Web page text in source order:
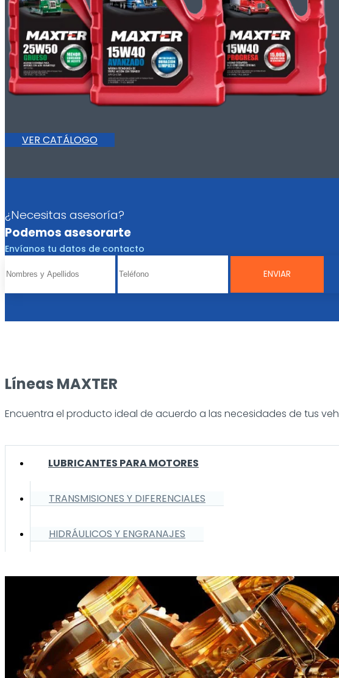
VER CATÁLOGO
¿Necesitas asesoría?
Podemos asesorarte
Envíanos tu datos de contacto
Líneas MAXTER
Encuentra el producto ideal de acuerdo a las necesidades de tus
LUBRICANTES PARA MOTORES
TRANSMISIONES Y DIFERENCIALES
HIDRÁULICOS Y ENGRANAJES